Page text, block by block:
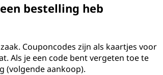
bestelling heb
Couponcodes zijn als kaartjes voor
Als je een code bent vergeten toe te
(volgende aankoop).